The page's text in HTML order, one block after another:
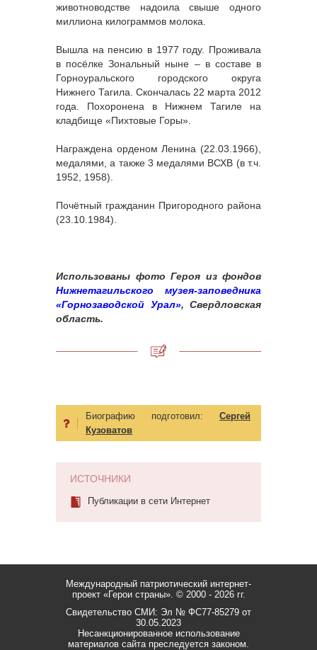
животноводстве надоила свыше одного
миллиона килограммов молока.
Вышла на пенсию в 1977 году. Проживала
в посёлке Зональный ныне – в составе в
Горноуральского городского округа
Нижнего Тагила. Скончалась 22 марта 2012
года. Похоронена в Нижнем Тагиле на
кладбище «Пихтовые Горы».
Награждена орденом Ленина (22.03.1966),
медалями, а также 3 медалями ВСХВ (в т.ч.
1952, 1958).
Почётный гражданин Пригородного района
(23.10.1984).
Использованы фото Героя из фондов
Нижнетагильского музея-заповедника
«Горнозаводской Урал», Свердловская
область.
Биографию подготовил: Сергей
Кузоватов
ИСТОЧНИКИ
Публикации в сети Интернет
Международный патриотический интернет-
проект «Герои страны». © 2000 - 2026 гг.
Свидетельство СМИ: Эл № ФС77-85279 от
30.05.2023
Несанкционированное использование
материалов сайта преследуется законом.